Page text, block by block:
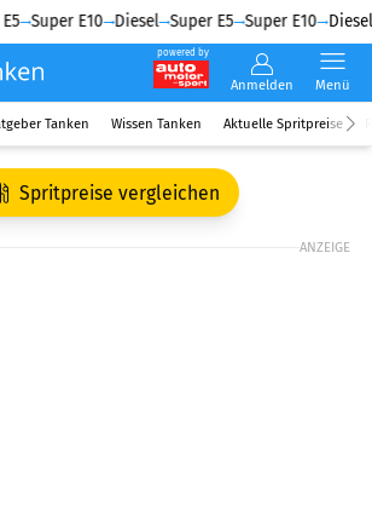
Super E10 Diesel Super E5 Super E10 Diesel
powered by
Anmelden Menü
Tanken Wissen Tanken Aktuelle Spritpreise
Spritpreise vergleichen
ANZEIGE